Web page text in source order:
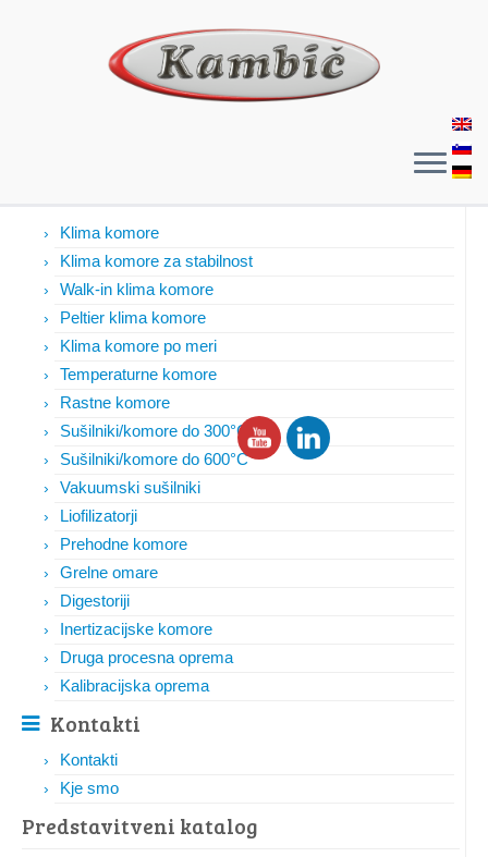
Klima komore
Klima komore za stabilnost
Walk-in klima komore
Peltier klima komore
Klima komore po meri
Temperaturne komore
Rastne komore
Sušilniki/komore do 300°C
Sušilniki/komore do 600°C
Vakuumski sušilniki
Liofilizatorji
Prehodne komore
Grelne omare
Digestoriji
Inertizacijske komore
Druga procesna oprema
Kalibracijska oprema
Kontakti
Kontakti
Kje smo
Predstavitveni katalog​​